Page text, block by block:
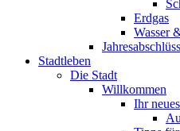
Erdgas
Wasser
Stadtleben
Die Stadt
Willkommen
Ihr